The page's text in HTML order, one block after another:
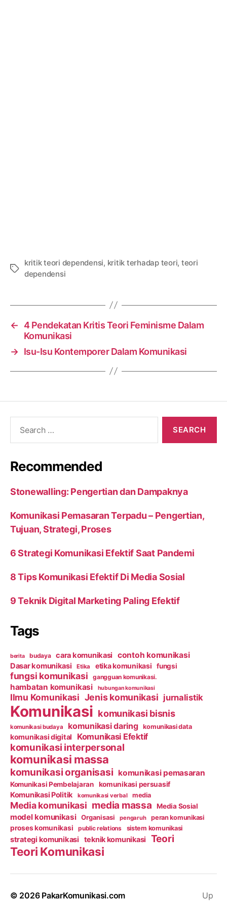
Tags
kritik teori dependensi, kritik terhadap teori, teori
dependensi
←
4 Pendekatan Kritis Teori Feminisme Dalam
Komunikasi
→ Isu-Isu Kontemporer Dalam Komunikasi
Recommended
Stonewalling: Pengertian dan Dampaknya
Komunikasi Pemasaran Terpadu – Pengertian,
Tujuan, Strategi, Proses
6 Strategi Komunikasi Efektif Saat Pandemi
8 Tips Komunikasi Efektif Di Media Sosial
9 Teknik Digital Marketing Paling Efektif
Tags
berita budaya cara komunikasi contoh komunikasi
Dasar komunikasi Etika etika komunikasi fungsi
fungsi komunikasi gangguan komunikasi.
hambatan komunikasi hubungan komunikasi
Ilmu Komunikasi Jenis komunikasi jurnalistik
Komunikasi komunikasi bisnis
komunikasi budaya komunikasi daring komunikasi data
komunikasi digital Komunikasi Efektif
komunikasi interpersonal
komunikasi massa
komunikasi organisasi komunikasi pemasaran
Komunikasi Pembelajaran komunikasi persuasif
Komunikasi Politik komunikasi verbal media
Media komunikasi media massa Media Sosial
model komunikasi Organisasi pengaruh peran komunikasi
proses komunikasi public relations sistem komunikasi
strategi komunikasi teknik komunikasi Teori
Teori Komunikasi
© 2026 PakarKomunikasi.com
Up